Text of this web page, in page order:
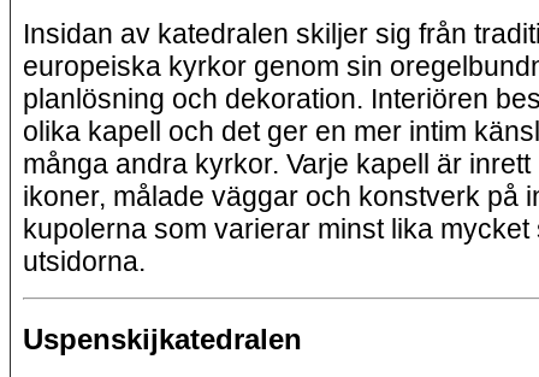
Insidan av katedralen skiljer sig från
europeiska kyrkor genom sin
planlösning och dekoration. Interiören
olika kapell och det ger en mer intim
många andra kyrkor. Varje kapell är
ikoner, målade väggar och konstverk på
kupolerna som varierar minst lika mycket
utsidorna.
Uspenskijkatedralen